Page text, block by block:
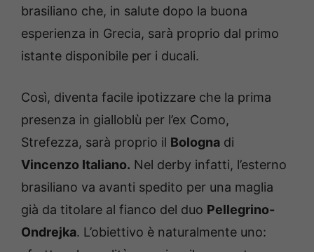
brasiliano che, in salute dopo la buona
esperienza in Grecia, sarà proprio dal primo
istante disponibile per i ducali.
Così, diventa facile ipotizzare che la prima
presenza in gialloblù per l’ex Como,
Strefezza, sarà proprio il Bologna di
Vincenzo Italiano. Nel derby infatti, l’esterno
brasiliano va avanti spedito per una maglia
già da titolare al fianco del duo Pellegrino-
Ondrejka. L’obiettivo è naturalmente uno: